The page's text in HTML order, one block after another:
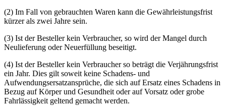
(2) Im Fall von gebrauchten Waren kann die Gewährleistungsfrist
kürzer als zwei Jahre sein.
(3) Ist der Besteller kein Verbraucher, so wird der Mangel durch
Neulieferung oder Neuerfüllung beseitigt.
(4) Ist der Besteller kein Verbraucher so beträgt die Verjährungsfrist
ein Jahr. Dies gilt soweit keine Schadens- und
Aufwendungsersatzansprüche, die sich auf Ersatz eines Schadens in
Bezug auf Körper und Gesundheit oder auf Vorsatz oder grobe
Fahrlässigkeit geltend gemacht werden.